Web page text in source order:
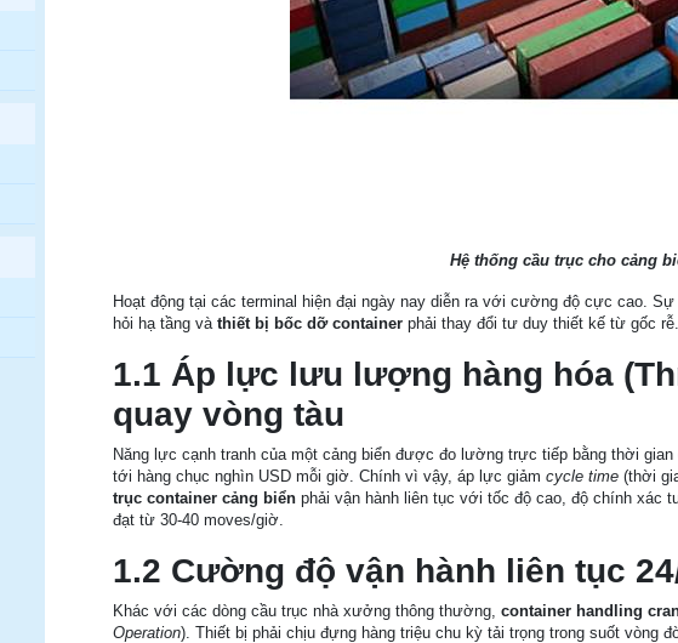
Hệ thống cầu trục cho cảng
Hoạt động tại các terminal hiện đại ngày nay diễn ra với cường độ cực cao.
hỏi hạ tầng và thiết bị bốc dỡ containerphải thay đổi tư duy thiết kế từ gốc rễ.
1.1 Áp lực lưu lượng hàng hóa
quay vòng tàu
Năng lực cạnh tranh của một cảng biển được đo lường trực tiếp bằng thời
tới hàng chục nghìn USD mỗi giờ. Chính vì vậy, áp lực giảm cycle time(thời
trục container cảng biểnphải vận hành liên tục với tốc độ cao, độ chính xác
đạt từ 30-40 moves/giờ.
1.2 Cường độ vận hành liên tục
Khác với các dòng cầu trục nhà xưởng thông thường, container handling
Operation). Thiết bị phải chịu đựng hàng triệu chu kỳ tải trọng trong suốt